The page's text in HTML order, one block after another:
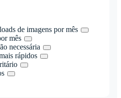
de imagens por mês
mês
necessária
rápidos